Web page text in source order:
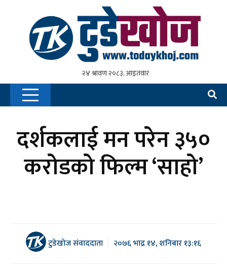
दर्शकलाई मन परेन ३५०
करोडको फिल्म ‘साहो’
टुडेखोज संवाददाता २०७६ भाद्र १४, शनिबार १३:१६